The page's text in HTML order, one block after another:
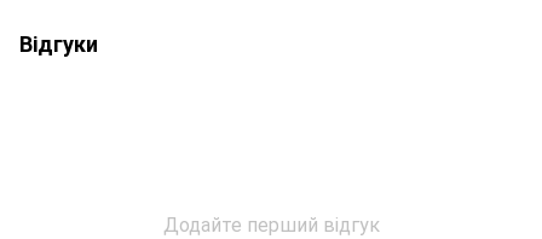
Відгуки
Додайте перший відгук